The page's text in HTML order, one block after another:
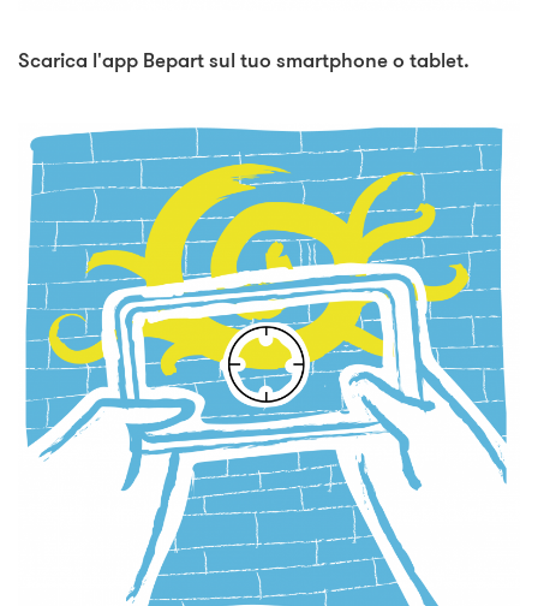
Scarica l'app Bepart sul tuo smartphone o tablet.